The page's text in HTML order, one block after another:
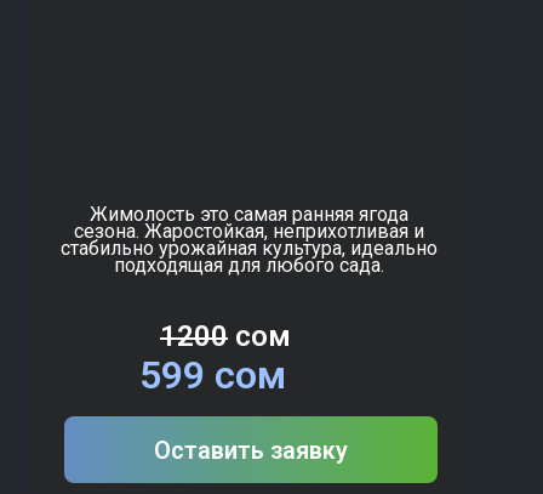
Оставить заявку
599 сом
1200 сом
Жимолость это самая ранняя ягода
сезона. Жаростойкая, неприхотливая и
стабильно урожайная культура, идеально
подходящая для любого сада.